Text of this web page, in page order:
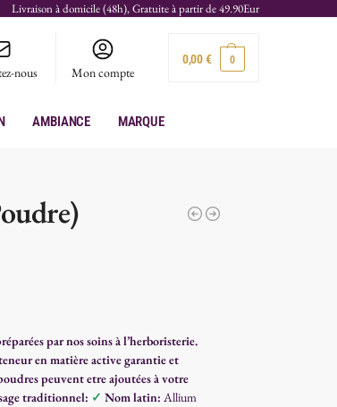
Livraison à domicile (48h), Gratuite à partir de 49.90Eur
nous Mon compte
0,00€ 0
Ambiance Marque
par nos soins à l’herboristerie.
en matière active garantie et
peuvent etre ajoutées à votre
traditionnel: ✓ Nom latin: Allium